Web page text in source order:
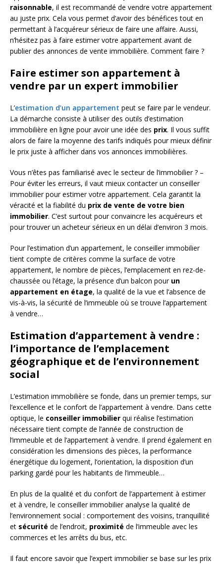
raisonnable, il est recommandé de vendre votre appartement
au juste prix. Cela vous permet d’avoir des bénéfices tout en
permettant à l’acquéreur sérieux de faire une affaire. Aussi,
n’hésitez pas à faire estimer votre appartement avant de
publier des annonces de vente immobilière. Comment faire ?
Faire estimer son appartement à
vendre par un expert immobilier
L’estimation d’un appartement peut se faire par le vendeur.
La démarche consiste à utiliser des outils d’estimation
immobilière en ligne pour avoir une idée des prix. Il vous suffit
alors de faire la moyenne des tarifs indiqués pour mieux définir
le prix juste à afficher dans vos annonces immobilières.
Vous n’êtes pas familiarisé avec le secteur de l’immobilier ? –
Pour éviter les erreurs, il vaut mieux contacter un conseiller
immobilier pour estimer votre appartement. Cela garantit la
véracité et la fiabilité du prix de vente de votre bien
immobilier. C’est surtout pour convaincre les acquéreurs et
pour trouver un acheteur sérieux en un délai d’environ 3 mois.
Pour l’estimation d’un appartement, le conseiller immobilier
tient compte de critères comme la surface de votre
appartement, le nombre de pièces, l’emplacement en rez-de-
chaussée ou l’étage, la présence d’un balcon pour un
appartement en étage, la qualité de la vue et l’absence de
vis-à-vis, la sécurité de l’immeuble où se trouve l’appartement
à vendre…
Estimation d’appartement à vendre :
l’importance de l’emplacement
géographique et de l’environnement
social
L’estimation immobilière se fonde, dans un premier temps, sur
l’excellence et le confort de l’appartement à vendre. Dans cette
optique, le conseiller immobilier qui réalise l’estimation
nécessaire tient compte de l’année de construction de
l’immeuble et de l’appartement à vendre. Il prend également en
considération les dimensions des pièces, la performance
énergétique du logement, l’orientation, la disposition d’un
parking gardé pour les habitants de l’immeuble…
En plus de la qualité et du confort de l’appartement à estimer
et à vendre, le conseiller immobilier analyse la qualité de
l’environnement social : comportement des voisins, tranquillité
et sécurité de l’endroit, proximité de l’immeuble avec les
commerces et les arrêts du bus, etc.
Il faut encore savoir que l’expert immobilier se base sur les prix